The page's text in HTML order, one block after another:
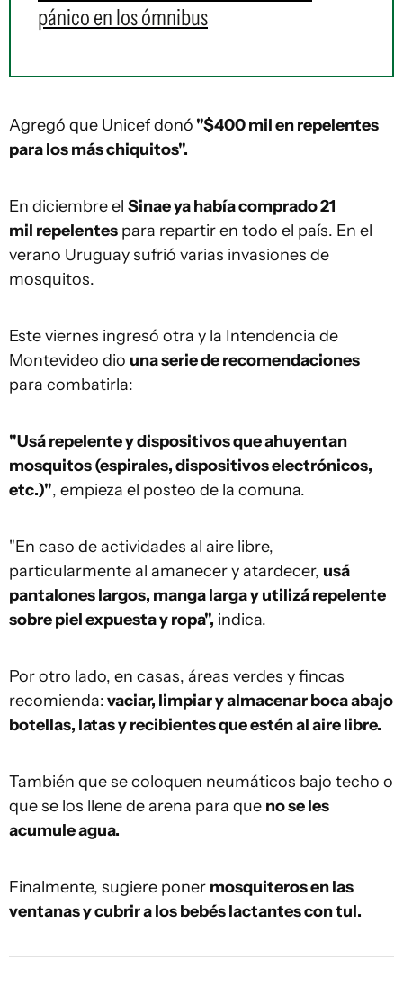
pánico en los ómnibus
Agregó que Unicef donó "$400 mil en repelentes
para los más chiquitos".
En diciembre el Sinae ya había comprado 21
mil repelentes para repartir en todo el país. En el
verano Uruguay sufrió varias invasiones de
mosquitos.
Este viernes ingresó otra y la Intendencia de
Montevideo dio una serie de recomendaciones
para combatirla:
"Usá repelente y dispositivos que ahuyentan
mosquitos (espirales, dispositivos electrónicos,
etc.)", empieza el posteo de la comuna.
"En caso de actividades al aire libre,
particularmente al amanecer y atardecer, usá
pantalones largos, manga larga y utilizá repelente
sobre piel expuesta y ropa", indica.
Por otro lado, en casas, áreas verdes y fincas
recomienda:vaciar, limpiar y almacenar boca abajo
botellas, latas y recibientes que estén al aire libre.
También que se coloquen neumáticos bajo techo o
que se los llene de arena para que no se les
acumule agua.
Finalmente, sugiere poner mosquiteros en las
ventanas y cubrir a los bebés lactantes con tul.